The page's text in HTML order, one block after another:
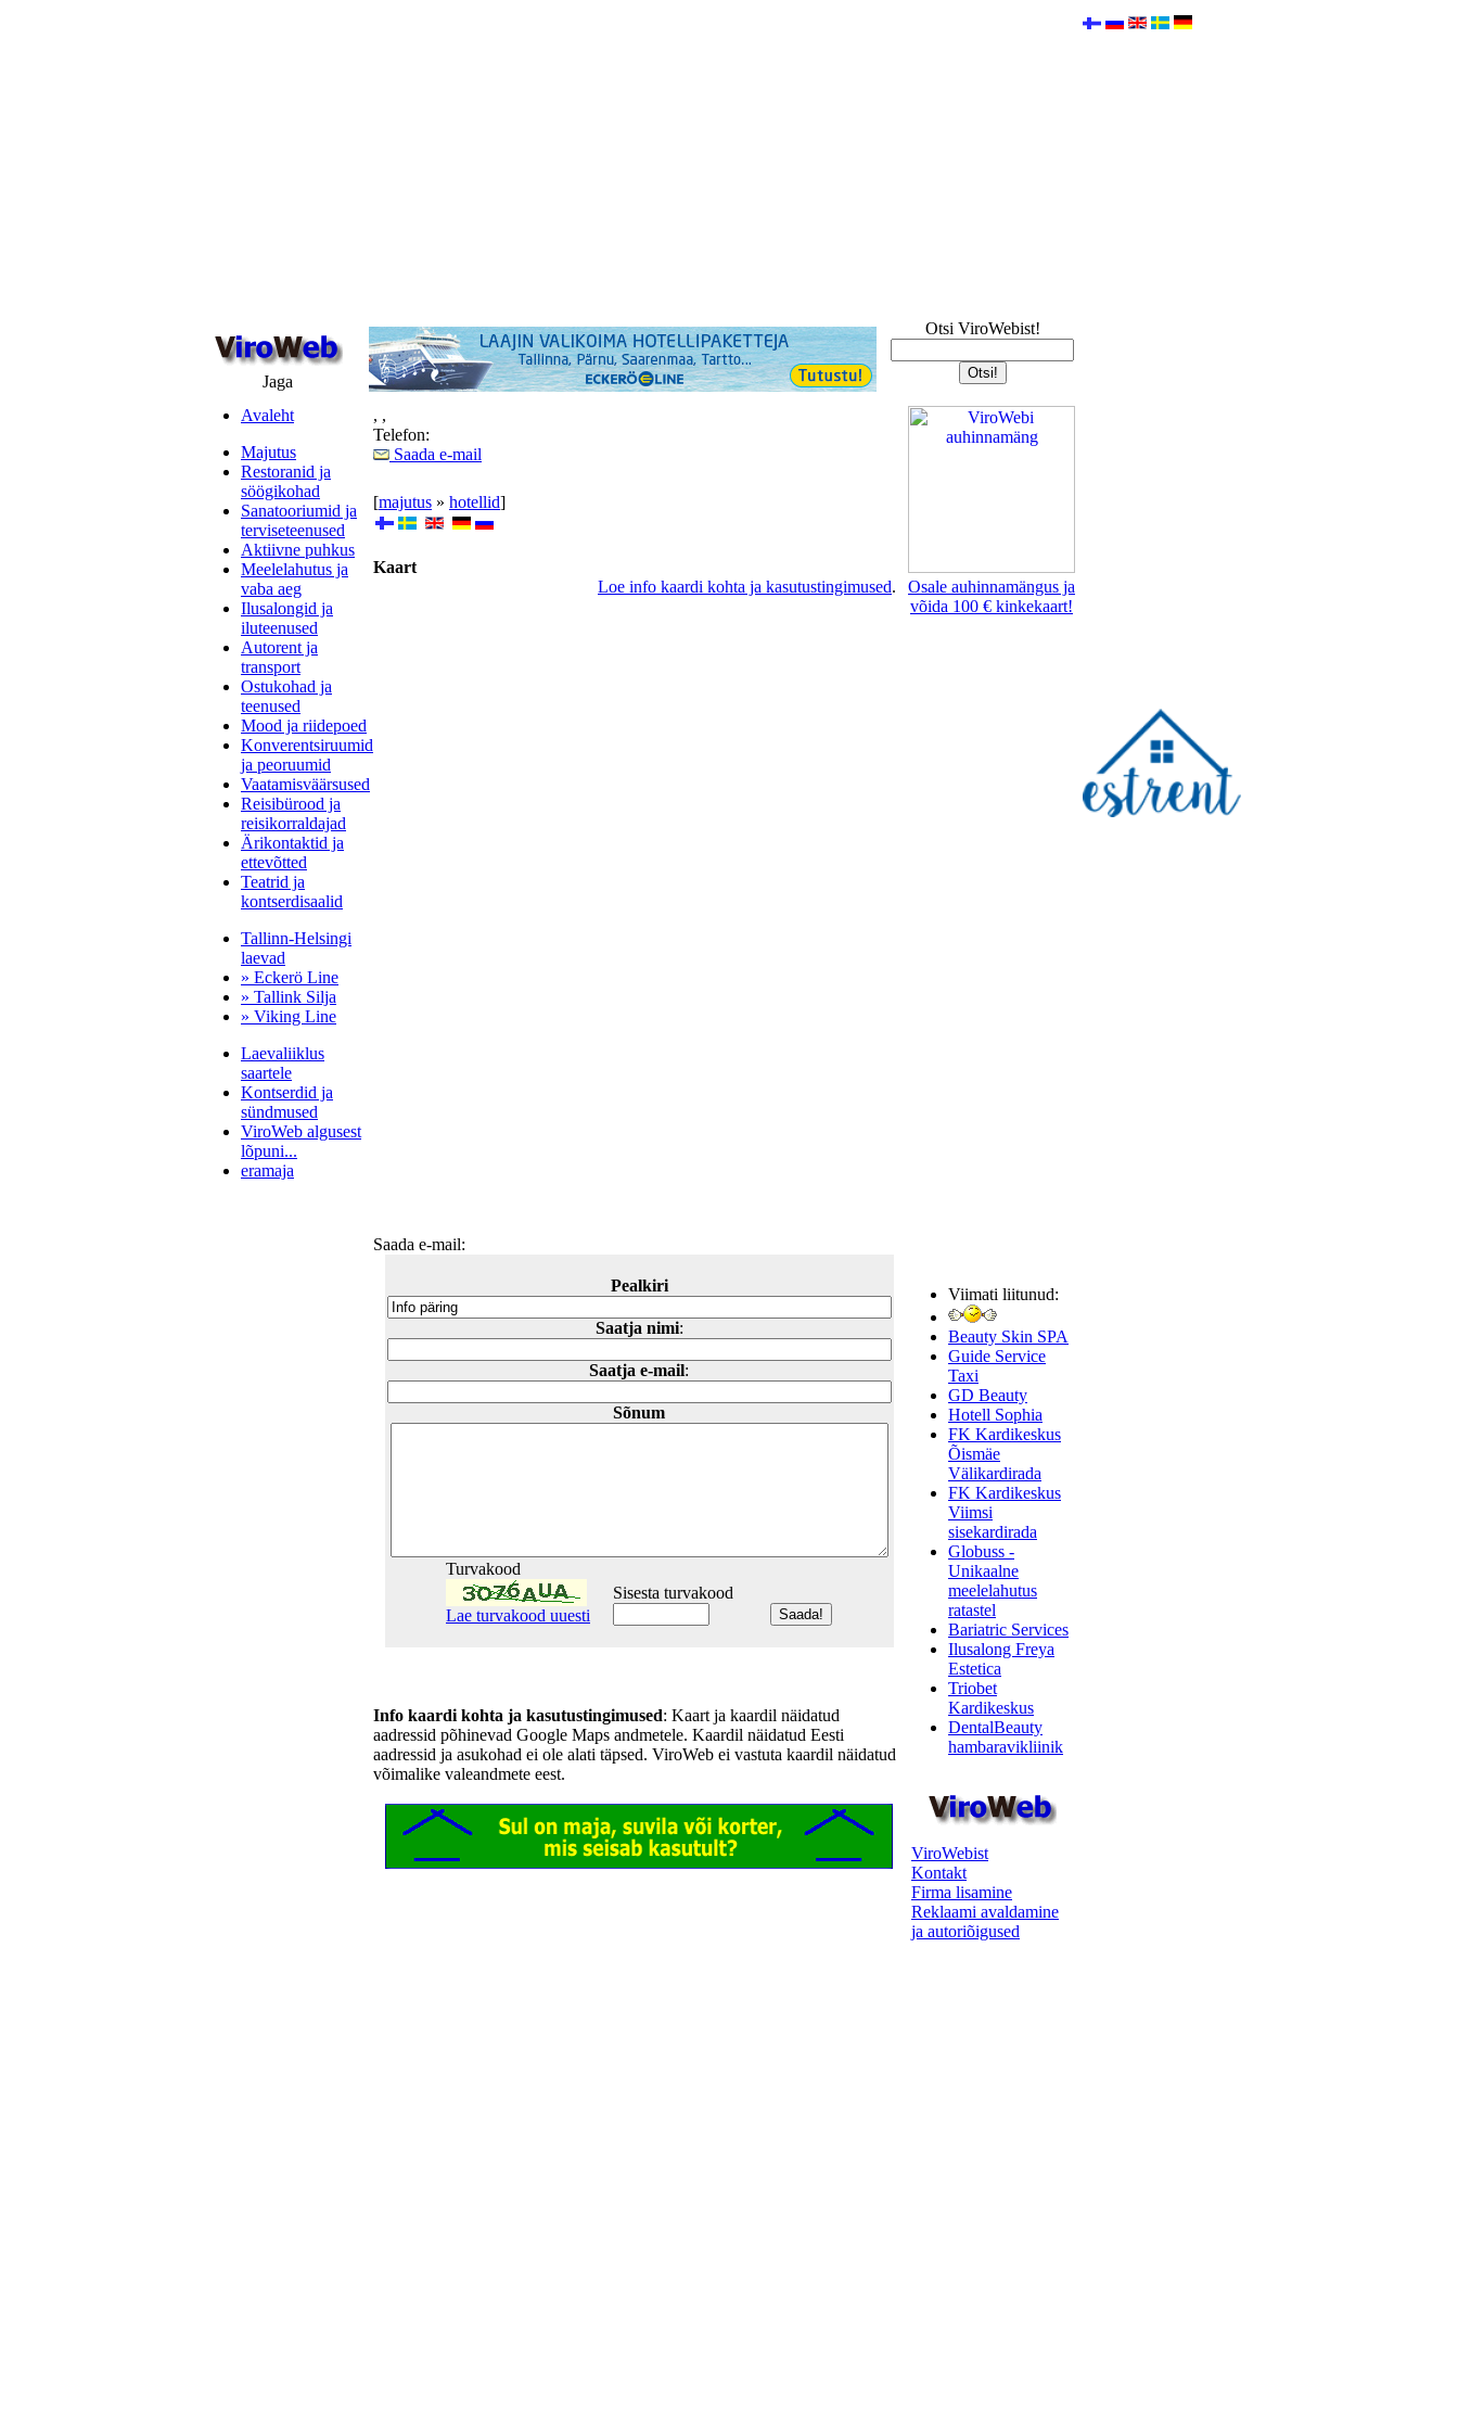
Jaga
Otsi ViroWebist!
Avaleht
Majutus
Restoranid ja
söögikohad
Sanatooriumid ja
terviseteenused
Aktiivne puhkus
Meelelahutus ja
vaba aeg
Ilusalongid ja
iluteenused
Autorent ja
transport
Ostukohad ja
teenused
Mood ja riidepoed
Konverentsiruumid
ja peoruumid
Vaatamisväärsused
Reisibürood ja
reisikorraldajad
Ärikontaktid ja
ettevõtted
Teatrid ja
kontserdisaalid
Tallinn-Helsingi
laevad
» Eckerö Line
» Tallink Silja
» Viking Line
Laevaliiklus
saartele
Kontserdid ja
sündmused
ViroWeb algusest
lõpuni...
eramaja
, ,
Telefon:
Saada e-mail
[majutus » hotellid]
Kaart
Loe info kaardi kohta ja kasutustingimused.
Saada e-mail:
Pealkiri
Saatja nimi:
Saatja e-mail:
Sõnum
Turvakood
Lae turvakood uuesti
Sisesta turvakood
Info kaardi kohta ja kasutustingimused: Kaart ja kaardil näidatud
aadressid põhinevad Google Maps andmetele. Kaardil näidatud Eesti
aadressid ja asukohad ei ole alati täpsed. ViroWeb ei vastuta kaardil näidatud
võimalike valeandmete eest.
Osale auhinnamängus ja
võida 100 € kinkekaart!
Viimati liitunud:
Beauty Skin SPA
Guide Service
Taxi
GD Beauty
Hotell Sophia
FK Kardikeskus
Õismäe
Välikardirada
FK Kardikeskus
Viimsi
sisekardirada
Globuss -
Unikaalne
meelelahutus
ratastel
Bariatric Services
Ilusalong Freya
Estetica
Triobet
Kardikeskus
DentalBeauty
hambaravikliinik
ViroWebist
Kontakt
Firma lisamine
Reklaami avaldamine
ja autoriõigused